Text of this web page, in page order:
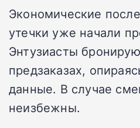
Экономические
утечки уже начали
Энтузиасты
предзаказах,
данные. В случае
неизбежны.